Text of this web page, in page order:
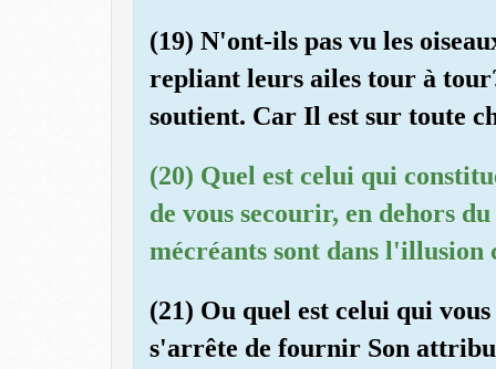
(19) N'ont-ils pas vu les
repliant leurs ailes tour à
soutient. Car Il est sur toute
(20) Quel est celui qui
de vous secourir, en dehors
mécréants sont dans l'illusion
(21) Ou quel est celui qui
s'arrête de fournir Son